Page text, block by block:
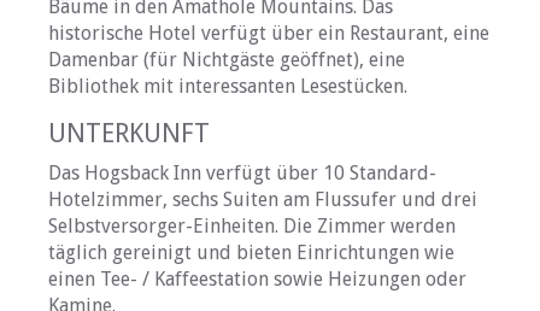
Bäume in den Amathole Mountains. Das
historische Hotel verfügt über ein Restaurant, eine
Damenbar (für Nichtgäste geöffnet), eine
Bibliothek mit interessanten Lesestücken.
UNTERKUNFT
Das Hogsback Inn verfügt über 10 Standard-
Hotelzimmer, sechs Suiten am Flussufer und drei
Selbstversorger-Einheiten. Die Zimmer werden
täglich gereinigt und bieten Einrichtungen wie
einen Tee- / Kaffeestation sowie Heizungen oder
Kamine.